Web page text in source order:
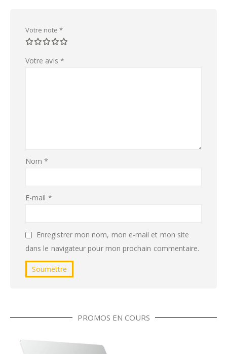
Votre note *
Votre avis *
Nom*
E-mail *
Enregistrer mon nom, mon e-mail et mon site
dans le navigateur pour mon prochain commentaire.
PROMOS EN COURS